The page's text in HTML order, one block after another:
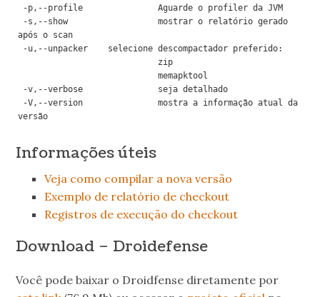
após o scan
-u,--unpacker
   selecione descompactador preferido:
                            memapktool
Informações úteis
Veja como compilar a nova versão
Exemplo de relatório de checkout
Registros de execução do checkout
Download – Droidefense
Você pode baixar o Droidfense diretamente por